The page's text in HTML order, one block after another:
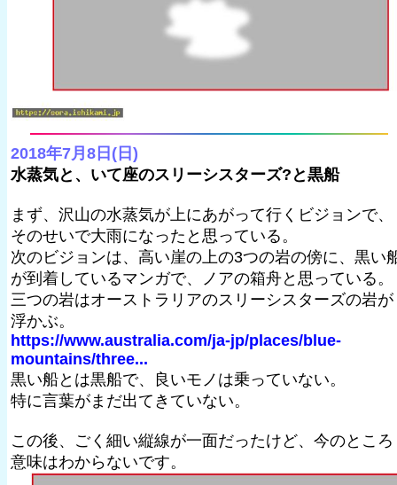
2018年7月8日(日)
水蒸気と、いて座のスリーシスターズ?と黒船
まず、沢山の水蒸気が上にあがって行くビジョンで、
そのせいで大雨になったと思っている。
次のビジョンは、高い崖の上の3つの岩の傍に、黒い
が到着しているマンガで、ノアの箱舟と思っている。
三つの岩はオーストラリアのスリーシスターズの岩が
浮かぶ。
https://www.australia.com/ja-jp/places/blue-
mountains/three...
黒い船とは黒船で、良いモノは乗っていない。
特に言葉がまだ出てきていない。
この後、ごく細い縦線が一面だったけど、今のところ
意味はわからないです。